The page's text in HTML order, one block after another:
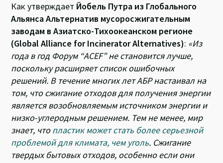
Как утверждает Йобель Путра из Глобального
Альянса Альтернатив мусоросжигательным
заводам в Азиатско-Тихоокеанском регионе
(Global Alliance for Incinerator Alternatives): «Из
года в год Форум “ACEF” не становится лучше,
поскольку расширяет список ошибочных
решений. В течение многих лет АБР настаивал на
том, что сжигание отходов для получения энергии
является возобновляемым источником энергии и
низко-углеродным решением. Тем не менее, мир
знает, чтопластик может стать более серьезной
проблемой для климата, чем уголь. Сжигание
твердых бытовых отходов, особенно если они